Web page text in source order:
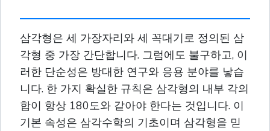
삼각형은 세 가장자리와 세 꼭대기로 정의된 삼
각형 중 가장 간단합니다. 그럼에도 불구하고, 이
러한 단순성은 방대한 연구와 응용 분야를 낳습
니다. 한 가지 확실한 규칙은 삼각형의 내부 각의
합이 항상 180도와 같아야 한다는 것입니다. 이
기본 속성은 삼각수학의 기초이며 삼각형을 믿